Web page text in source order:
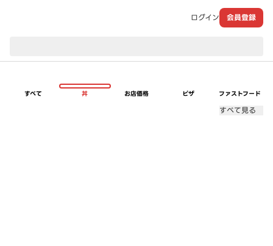
ログイン 会員登録
すべて 丼 お店価格 ピザ ファストフード
すべて見る